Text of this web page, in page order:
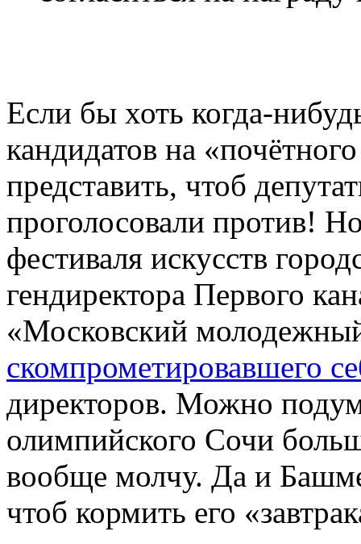
Если бы хоть когда-
кандидатов на
представить, чтоб
проголосовали против!
фестиваля искусств
гендиректора Первого
«Московский
скомпрометировавшего
директоров. Можно
олимпийского Сочи
вообще молчу. Да и
чтоб кормить его